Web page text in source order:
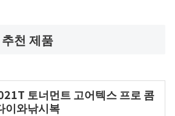
천 제품
토너먼트 고어텍스 프로 콤
이와낚시복